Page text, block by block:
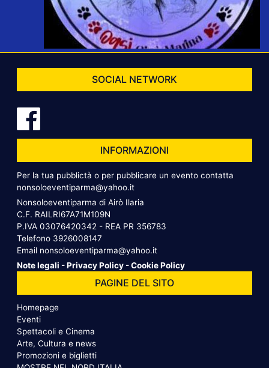
SOCIAL NETWORK
INFORMAZIONI
Per la tua pubblictà o per pubblicare un evento contatta
nonsoloeventiparma@yahoo.it
Nonsoloeventiparma di Airò Ilaria
C.F. RAILRI67A71M109N
P.IVA 03076420342 - REA PR 356783
Telefono 3926008147
Email nonsoloeventiparma@yahoo.it
Note legali -Privacy Policy -Cookie Policy
PAGINE DEL SITO
Homepage
Eventi
Spettacoli e Cinema
Arte, Cultura e news
Promozioni e biglietti